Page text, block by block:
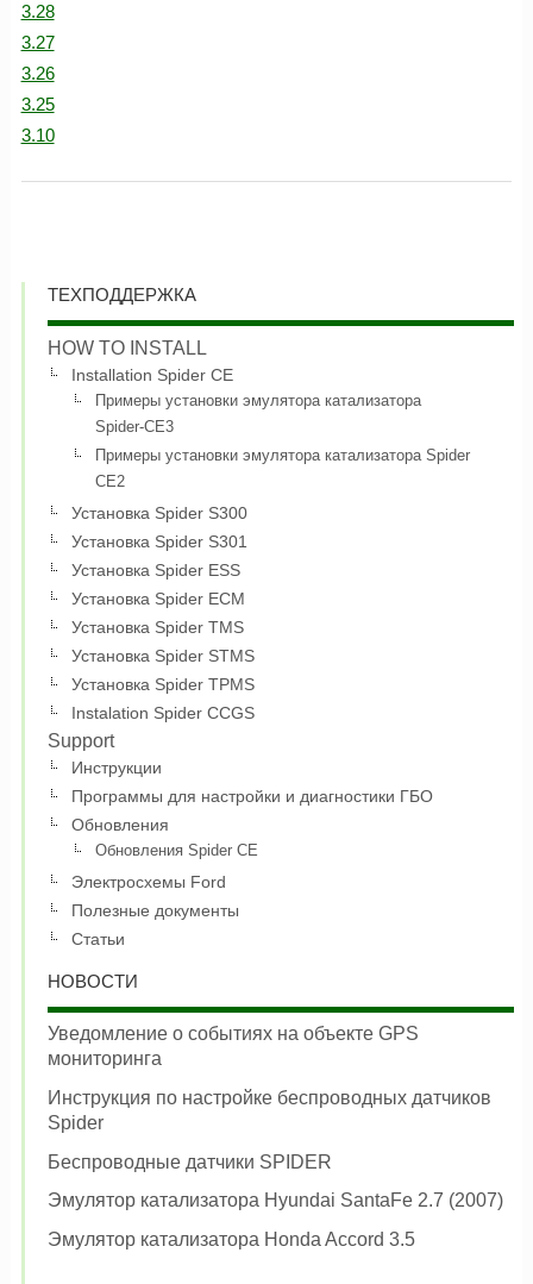
3.28
3.27
3.26
3.25
3.10
ТЕХПОДДЕРЖКА
HOW TO INSTALL
Installation Spider CE
Примеры установки эмулятора катализатора
Spider-CE3
Примеры установки эмулятора катализатора Spider
CE2
Установка Spider S300
Установка Spider S301
Установка Spider ESS
Установка Spider ECM
Установка Spider TMS
Установка Spider STMS
Установка Spider TPMS
Instalation Spider CCGS
Support
Инструкции
Программы для настройки и диагностики ГБО
Обновления
Обновления Spider CE
Электросхемы Ford
Полезные документы
Статьи
НОВОСТИ
Уведомление о событиях на объекте GPS
мониторинга
Инструкция по настройке беспроводных датчиков
Spider
Беспроводные датчики SPIDER
Эмулятор катализатора Hyundai SantaFe 2.7 (2007)
Эмулятор катализатора Honda Accord 3.5